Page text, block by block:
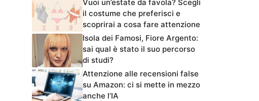
Vuoi un’estate da favola? Scegli
il costume che preferisci e
scoprirai a cosa fare attenzione
Isola dei Famosi, Fiore Argento:
sai qual è stato il suo percorso
di studi?
Attenzione alle recensioni false
su Amazon: ci si mette in mezzo
anche l’IA